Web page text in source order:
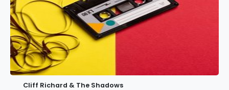
Cliff Richard & The Shadows